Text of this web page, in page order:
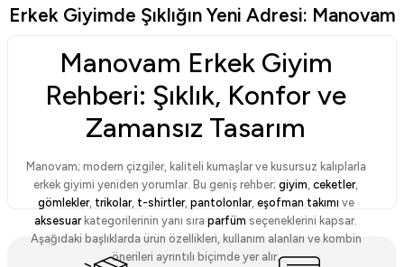
Erkek Giyimde Şıklığın Yeni Adresi: Manovam
Manovam Erkek Giyim
Rehberi: Şıklık, Konfor ve
Zamansız Tasarım
Manovam; modern çizgiler, kaliteli kumaşlar ve kusursuz kalıplarla
erkek giyimi yeniden yorumlar. Bu geniş rehber; giyim, ceketler,
gömlekler, trikolar, t-shirtler, pantolonlar, eşofman takımı ve
aksesuarkategorilerinin yanı sıra parfüm seçeneklerini kapsar.
Aşağıdaki başlıklarda ürün özellikleri, kullanım alanları ve kombin
önerileri ayrıntılı biçimde yer alır.